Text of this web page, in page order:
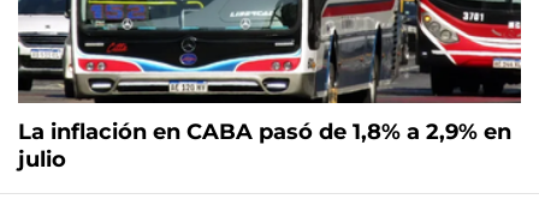
La inflación en CABA pasó de 1,8% a 2,9% en
julio